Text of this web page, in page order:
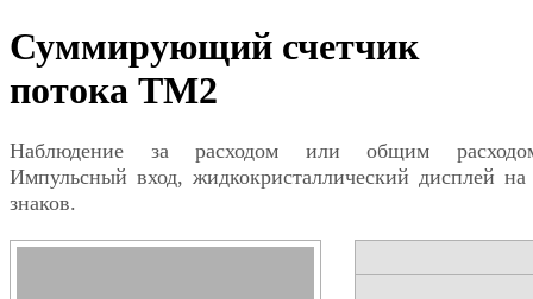
Суммирующий счетчик
потока TM2
Наблюдение за расходом или общим
Импульсный вход, жидкокристаллический дисплей на
знаков.